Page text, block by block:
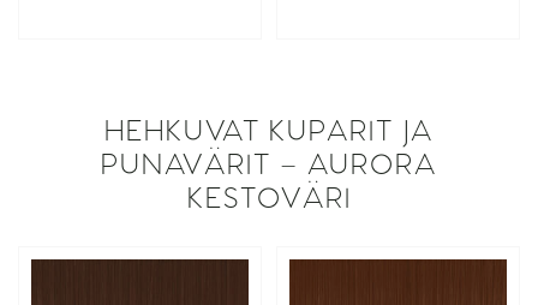
HEHKUVAT KUPARIT JA
PUNAVÄRIT – AURORA
KESTOVÄRI